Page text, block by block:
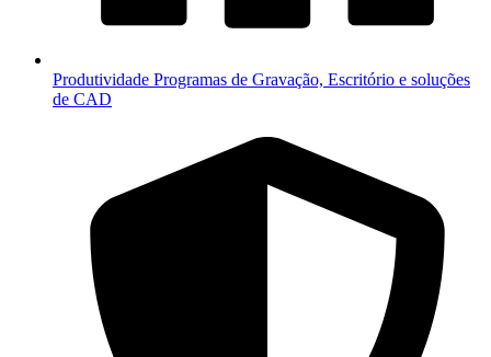
Produtividade Programas de Gravação, Escritório e soluções
de CAD